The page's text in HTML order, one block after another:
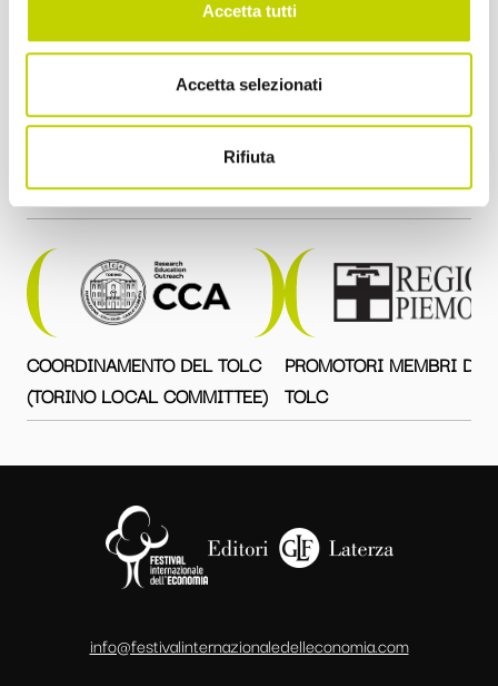
Accetta tutti
Accetta selezionati
Rifiuta
con la direzione scientifica di Tito Boeri
COORDINAMENTO DEL TOLC
(TORINO LOCAL COMMITTEE)
PROMOTORI MEMBRI DEL
TOLC
info@festivalinternazionaledelleconomia.com